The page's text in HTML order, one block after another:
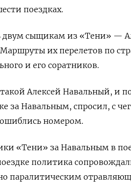
поездках.
двум сыщикам из «Тени» —
их перелетов по
и его соратников.
Алексей Навальный, и
за Навальным, спросил, с
ошиблись номером.
«Тени» за Навальным в
политика
паралитическим